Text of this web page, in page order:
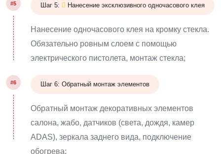
#5 Шаг 5: Нанесение эксклюзивного одночасового клея
Нанесение одночасового клея на кромку стекла.
Обязательно ровным слоем с помощью
электрического пистолета, монтаж стекла;
#6 Шаг 6: Обратный монтаж элементов
Обратный монтаж декоративных элементов
салона, жабо, датчиков (света, дождя, камер
ADAS), зеркала заднего вида, подключение
обогрева;